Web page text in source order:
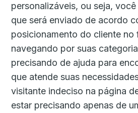
personalizáveis, ou seja,
que será enviado de acordo
posicionamento do cliente no
navegando por suas
precisando de ajuda para
que atende suas
visitante indeciso na página
estar precisando apenas de